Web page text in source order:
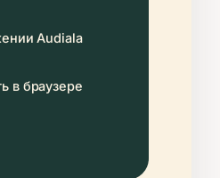
Audiala
в браузере